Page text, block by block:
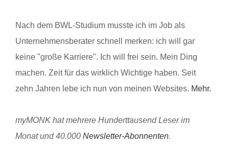
Nach dem BWL-Studium musste ich im Job als
Unternehmensberater schnell merken: ich will gar
keine "große Karriere". Ich will frei sein. Mein Ding
machen. Zeit für das wirklich Wichtige haben. Seit
zehn Jahren lebe ich nun von meinen Websites. Mehr.
myMONK hat mehrere Hunderttausend Leser im
Monat und 40.000 Newsletter-Abonnenten.